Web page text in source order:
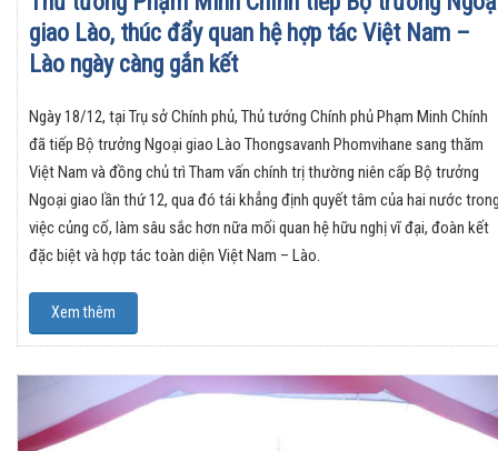
giao Lào, thúc đẩy quan hệ hợp tác Việt Nam –
Lào ngày càng gắn kết
Ngày 18/12, tại Trụ sở Chính phủ, Thủ tướng Chính phủ Phạm Minh Chính
đã tiếp Bộ trưởng Ngoại giao Lào Thongsavanh Phomvihane sang thăm
Việt Nam và đồng chủ trì Tham vấn chính trị thường niên cấp Bộ trưởng
Ngoại giao lần thứ 12, qua đó tái khẳng định quyết tâm của hai nước
việc củng cố, làm sâu sắc hơn nữa mối quan hệ hữu nghị vĩ đại, đoàn kết
đặc biệt và hợp tác toàn diện Việt Nam – Lào.
Xem thêm